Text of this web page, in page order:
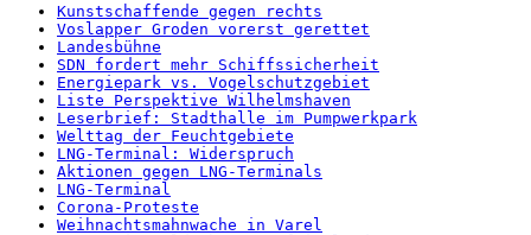
Kunstschaffende gegen rechts
Voslapper Groden vorerst gerettet
Landesbühne
SDN fordert mehr Schiffssicherheit
Energiepark vs. Vogelschutzgebiet
Liste Perspektive Wilhelmshaven
Leserbrief: Stadthalle im Pumpwerkpark
Welttag der Feuchtgebiete
LNG-Terminal: Widerspruch
Aktionen gegen LNG-Terminals
LNG-Terminal
Corona-Proteste
Weihnachtsmahnwache in Varel